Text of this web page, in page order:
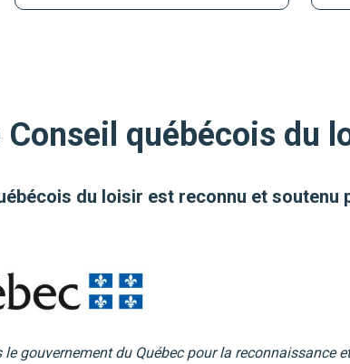
Conseil québécois du
du loisir est reconnu et soutenu
le gouvernement du Québec pour la reconnaissance